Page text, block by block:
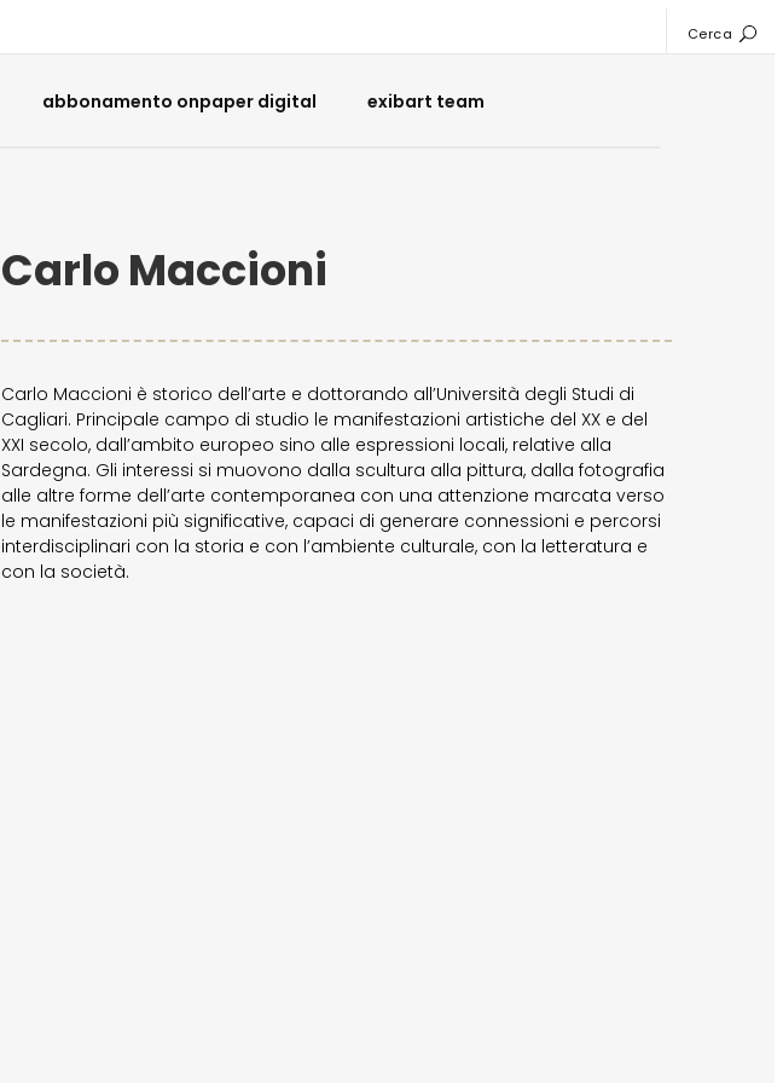
Cerca
abbonamento onpaper digital exibart team
Carlo Maccioni
Carlo Maccioni è storico dell’arte e dottorando all’Università degli Studi di
Cagliari. Principale campo di studio le manifestazioni artistiche del XX e del
XXI secolo, dall’ambito europeo sino alle espressioni locali, relative alla
Sardegna. Gli interessi si muovono dalla scultura alla pittura, dalla fotografia
alle altre forme dell’arte contemporanea con una attenzione marcata verso
le manifestazioni più significative, capaci di generare connessioni e percorsi
interdisciplinari con la storia e con l’ambiente culturale, con la letteratura e
con la società.